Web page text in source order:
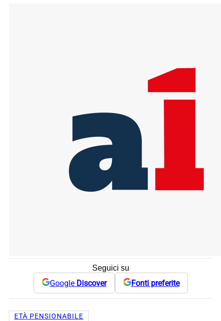
Seguici su
Google Discover Fonti preferite
ETÀ PENSIONABILE